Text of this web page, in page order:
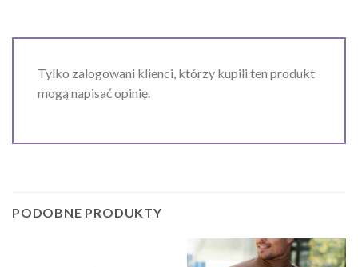
Tylko zalogowani klienci, którzy kupili ten produkt
mogą napisać opinię.
PODOBNE PRODUKTY